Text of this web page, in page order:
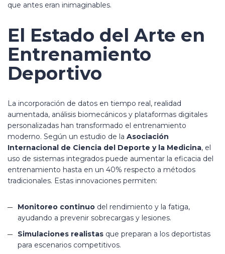
que antes eran inimaginables.
El Estado del Arte en
Entrenamiento
Deportivo
La incorporación de datos en tiempo real, realidad
aumentada, análisis biomecánicos y plataformas digitales
personalizadas han transformado el entrenamiento
moderno. Según un estudio de la Asociación
Internacional de Ciencia del Deporte y la Medicina, el
uso de sistemas integrados puede aumentar la eficacia del
entrenamiento hasta en un 40% respecto a métodos
tradicionales. Estas innovaciones permiten:
Monitoreo continuo del rendimiento y la fatiga,
ayudando a prevenir sobrecargas y lesiones.
Simulaciones realistas que preparan a los deportistas
para escenarios competitivos.